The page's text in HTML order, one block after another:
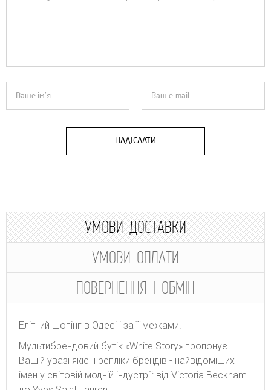
НАДІСЛАТИ
УМОВИ ДОСТАВКИ
УМОВИ ОПЛАТИ
ПОВЕРНЕННЯ І ОБМІН
Елітний шопінг в Одесі і за її межами!
Мультибрендовий бутік «White Story» пропонує
Вашій увазі якісні репліки брендів - найвідоміших
імен у світовій модній індустрії: від Victoria Beckham